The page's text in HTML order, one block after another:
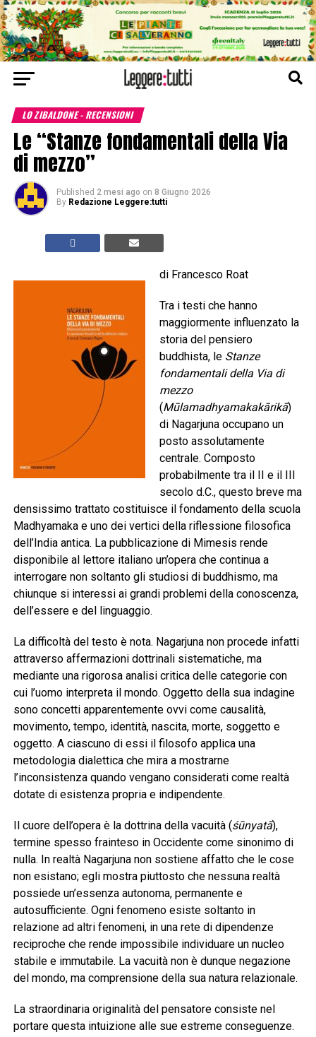
LO ZIBALDONE - RECENSIONI
Le “Stanze fondamentali della Via
di mezzo”
Published 2 mesi ago on 8 Giugno 2026
By Redazione Leggere:tutti
di Francesco Roat
Tra i testi che hanno
maggiormente influenzato la
storia del pensiero
buddhista, le Stanze
fondamentali della Via di
mezzo
(Mūlamadhyamakakārikā)
di Nagarjuna occupano un
posto assolutamente
centrale. Composto
probabilmente tra il II e il III
secolo d.C., questo breve ma
densissimo trattato costituisce il fondamento della scuola
Madhyamaka e uno dei vertici della riflessione filosofica
dell’India antica. La pubblicazione di Mimesis rende
disponibile al lettore italiano un’opera che continua a
interrogare non soltanto gli studiosi di buddhismo, ma
chiunque si interessi ai grandi problemi della conoscenza,
dell’essere e del linguaggio.
La difficoltà del testo è nota. Nagarjuna non procede infatti
attraverso affermazioni dottrinali sistematiche, ma
mediante una rigorosa analisi critica delle categorie con
cui l’uomo interpreta il mondo. Oggetto della sua indagine
sono concetti apparentemente ovvi come causalità,
movimento, tempo, identità, nascita, morte, soggetto e
oggetto. A ciascuno di essi il filosofo applica una
metodologia dialettica che mira a mostrarne
l’inconsistenza quando vengano considerati come realtà
dotate di esistenza propria e indipendente.
Il cuore dell’opera è la dottrina della vacuità (śūnyatā),
termine spesso frainteso in Occidente come sinonimo di
nulla. In realtà Nagarjuna non sostiene affatto che le cose
non esistano; egli mostra piuttosto che nessuna realtà
possiede un’essenza autonoma, permanente e
autosufficiente. Ogni fenomeno esiste soltanto in
relazione ad altri fenomeni, in una rete di dipendenze
reciproche che rende impossibile individuare un nucleo
stabile e immutabile. La vacuità non è dunque negazione
del mondo, ma comprensione della sua natura relazionale.
La straordinaria originalità del pensatore consiste nel
portare questa intuizione alle sue estreme conseguenze.